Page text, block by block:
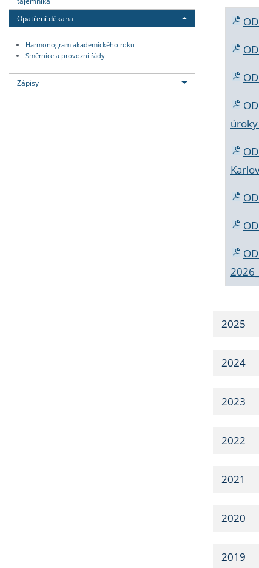
Opatření děkana
Harmonogram akademického roku
Směrnice a provozní řády
Zápisy
2025
2024
2023
2022
2021
2020
2019